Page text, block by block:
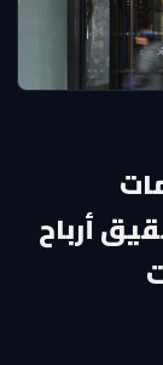
أرباح